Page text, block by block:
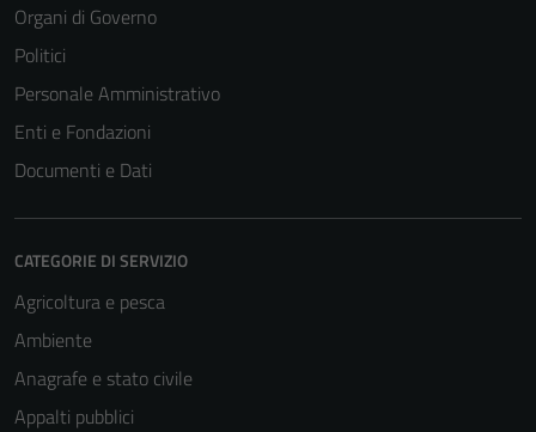
Organi di Governo
Politici
Personale Amministrativo
Enti e Fondazioni
Documenti e Dati
CATEGORIE DI SERVIZIO
Agricoltura e pesca
Ambiente
Anagrafe e stato civile
Appalti pubblici